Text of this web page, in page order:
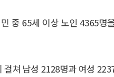
중 65세 이상 노인 4365명
걸쳐 남성 2128명과 여성